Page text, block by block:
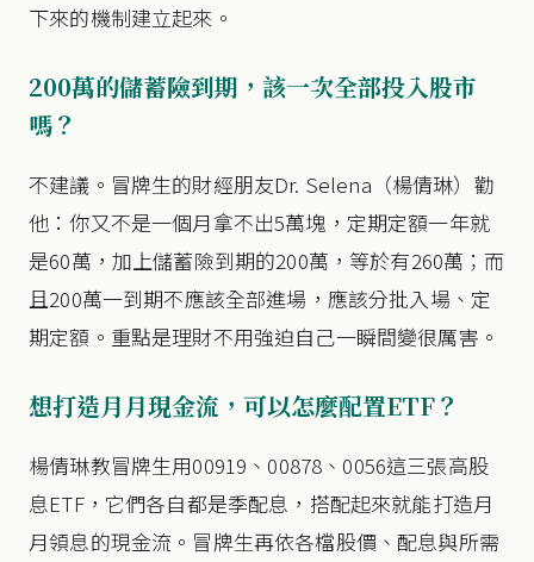
下來的機制建立起來。
200萬的儲蓄險到期，該一次全部投入股市
嗎？
不建議。冒牌生的財經朋友Dr. Selena（楊倩琳）勸
他：你又不是一個月拿不出5萬塊，定期定額一年就
是60萬，加上儲蓄險到期的200萬，等於有260萬；而
且200萬一到期不應該全部進場，應該分批入場、定
期定額。重點是理財不用強迫自己一瞬間變很厲害。
想打造月月現金流，可以怎麼配置ETF？
楊倩琳教冒牌生用00919、00878、0056這三張高股
息ETF，它們各自都是季配息，搭配起來就能打造月
月領息的現金流。冒牌生再依各檔股價、配息與所需